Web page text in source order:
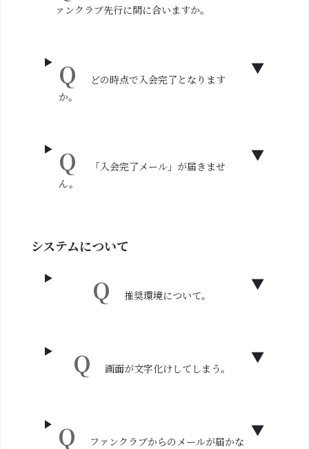
ァンクラブ先行に間に合いますか。
どの時点で入会完了となります
か。
「入会完了メール」が届きませ
ん。
システムについて
推奨環境について。
画面が文字化けしてしまう。
ファンクラブからのメールが届かな